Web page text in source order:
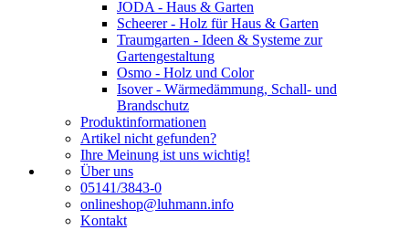
JODA - Haus & Garten
Scheerer - Holz für Haus & Garten
Traumgarten - Ideen & Systeme zur
Gartengestaltung
Osmo - Holz und Color
Isover - Wärmedämmung, Schall- und
Brandschutz
Produktinformationen
Artikel nicht gefunden?
Ihre Meinung ist uns wichtig!
Über uns
05141/3843-0
onlineshop@luhmann.info
Kontakt